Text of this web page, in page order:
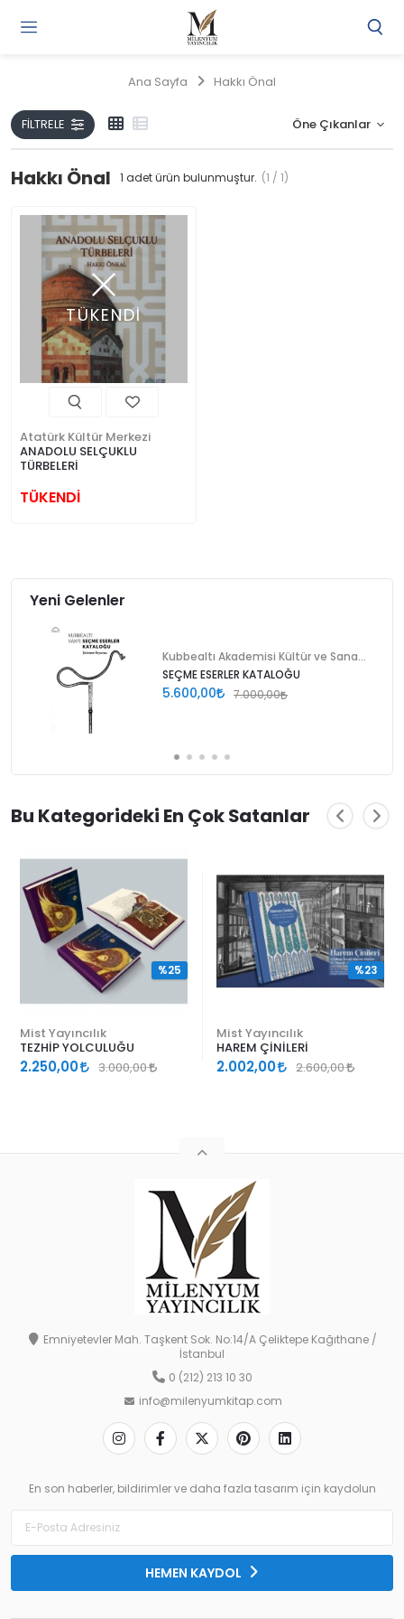
Ana Sayfa Hakkı Önal
FILTRELE
Hakkı Önal 1 adet ürün bulunmuştur. (1 / 1)
TÜKENDİ
Atatürk Kültür Merkezi
ANADOLU SELÇUKLU
TÜRBELERİ
TÜKENDİ
Yeni Gelenler
SEÇME ESERLER KATALOĞU
5.600,00 7.000,00
Bu Kategorideki En Çok Satanlar
Mist Yayıncılık
TEZHİP YOLCULUĞU
2.250,00 3.000,00
%25
Mist Yayıncılık
HAREM ÇİNİLERİ
2.002,00 2.600,00
%23
Emniyetevler Mah. Taşkent Sok. No:14/A Çeliktepe Kağıthane /
İstanbul
0 (212) 213 10 30
info@milenyumkitap.com
En son haberler, bildirimler ve daha fazla tasarım için kaydolun
HEMEN KAYDOL